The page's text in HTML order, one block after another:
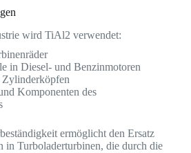
wird TiAl2 verwendet:
in Diesel- und Benzinmotoren
Komponenten des
ermöglicht den Ersatz
in Turboladerturbinen, die durch die